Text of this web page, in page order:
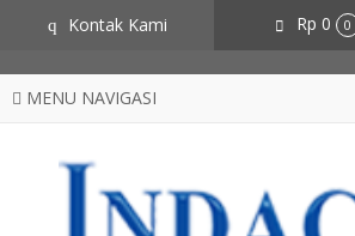
CZSZneA0L2iOfvN5RZSxYVS3hlCgtJbz-
q Kontak Kami Rp 0 0
MENU NAVIGASI